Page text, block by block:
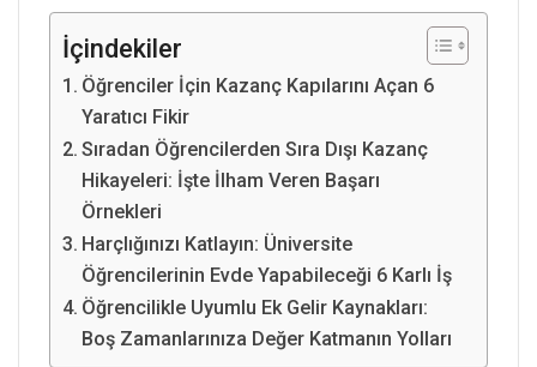
İçindekiler
Öğrenciler İçin Kazanç Kapılarını Açan 6
Yaratıcı Fikir
Sıradan Öğrencilerden Sıra Dışı Kazanç
Hikayeleri: İşte İlham Veren Başarı
Örnekleri
Harçlığınızı Katlayın: Üniversite
Öğrencilerinin Evde Yapabileceği 6 Karlı İş
Öğrencilikle Uyumlu Ek Gelir Kaynakları:
Boş Zamanlarınıza Değer Katmanın Yolları